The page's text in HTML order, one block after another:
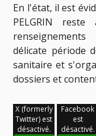
En l'état, il est
PELGRIN
délicate période
sanitaire et
dossiers et
X (formerly
Twitter) est
désactivé.
Facebook
est
désactivé.